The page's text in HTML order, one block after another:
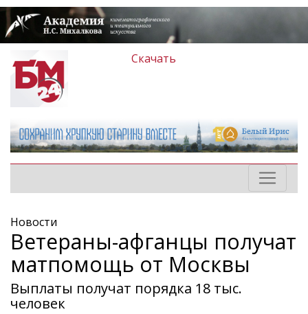
Скачать
Новости
Ветераны-афганцы получат
матпомощь от Москвы
Выплаты получат порядка 18 тыс.
человек